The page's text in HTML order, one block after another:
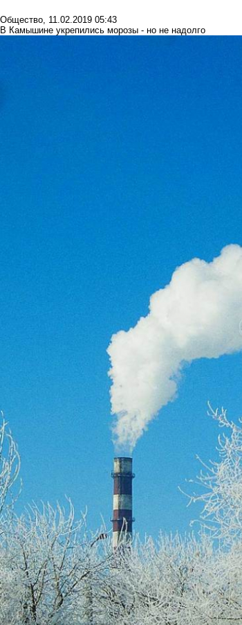
Общество, 11.02.2019 05:43
В Камышине укрепились морозы - но не надолго